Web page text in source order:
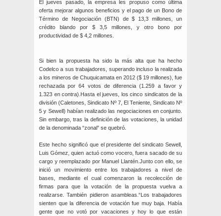
El jueves pasado, la empresa les propuso como última
oferta mejorar algunos beneficios y el pago de un Bono de
Término de Negociación (BTN) de $ 13,3 millones, un
crédito blando por $ 3,5 millones, y otro bono por
productividad de $ 4,2 millones.
Si bien la propuesta ha sido la más alta que ha hecho
Codelco a sus trabajadores, superando incluso la realizada
a los mineros de Chuquicamata en 2012 ($ 19 millones), fue
rechazada por 64 votos de diferencia (1.259 a favor y
1.323 en contra).Hasta el jueves, los cinco sindicatos de la
división (Caletones, Sindicato Nº 7, El Teniente, Sindicato Nº
5 y Sewell) habían realizado las negociaciones en conjunto.
Sin embargo, tras la definición de las votaciones, la unidad
de la denominada “zonal” se quebró.
Este hecho significó que el presidente del sindicato Sewell,
Luis Gómez, quien actuó como vocero, fuera sacado de su
cargo y reemplazado por Manuel Llantén.Junto con ello, se
inició un movimiento entre los trabajadores a nivel de
bases, mediante el cual comenzaron la recolección de
firmas para que la votación de la propuesta vuelva a
realizarse. También pidieron asambleas.“Los trabajadores
sienten que la diferencia de votación fue muy baja. Había
gente que no votó por vacaciones y hoy lo que están